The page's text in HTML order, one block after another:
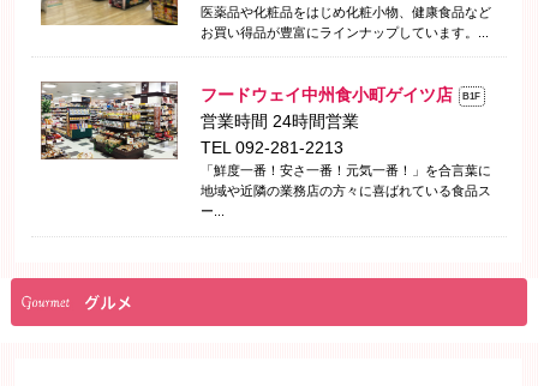
医薬品や化粧品をはじめ化粧小物、健康食品など
お買い得品が豊富にラインナップしています。...
フードウェイ中州食小町ゲイツ店 B1F
営業時間 24時間営業
TEL 092-281-2213
「鮮度一番！安さ一番！元気一番！」を合言葉に
地域や近隣の業務店の方々に喜ばれている食品ス
ー...